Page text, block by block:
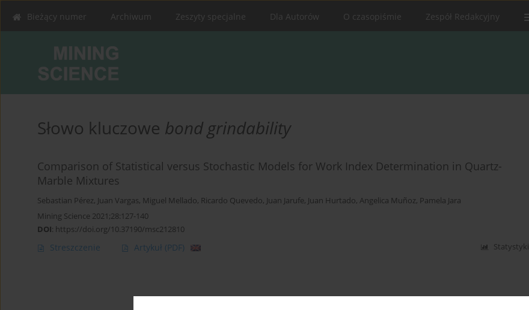
Bieżący numer Archiwum Zeszyty specjalne Dla Autorów O czasopiśmie Zespół Redakcyjny
Słowo kluczowe bond grindability
Comparison of Statistical versus Stochastic Models for Work Index Determination in Quartz-
Marble Mixtures
Sebastian Pérez, Juan Vargas, Miguel Mellado, Ricardo Quevedo, Juan Jarufe, Juan Hurtado, Angelica Muñoz, Pamela Jara
Mining Science 2021;28:127-140
DOI: https://doi.org/10.37190/msc212810
Streszczenie Artykuł (PDF) Statystyki